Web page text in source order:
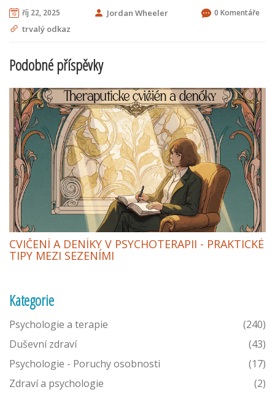
říj 22, 2025 Jordan Wheeler 0 Komentáře
trvalý odkaz
Podobné příspěvky
CVIČENÍ A DENÍKY V PSYCHOTERAPII - PRAKTICKÉ
TIPY MEZI SEZENÍMI
Kategorie
Psychologie a terapie
(240)
Duševní zdraví
(43)
Psychologie - Poruchy osobnosti
(17)
Zdraví a psychologie
(2)